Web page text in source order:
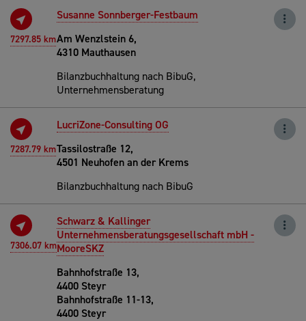
7297.85 km
Susanne Sonnberger-Festbaum
Am Wenzlstein 6,
4310 Mauthausen
Bilanzbuchhaltung nach BibuG,
Unternehmensberatung
7287.79 km
LucriZone-Consulting OG
Tassilostraße 12,
4501 Neuhofen an der Krems
Bilanzbuchhaltung nach BibuG
7306.07 km
Schwarz & Kallinger
Unternehmensberatungsgesellschaft mbH -
MooreSKZ
Bahnhofstraße 13,
4400 Steyr
Bahnhofstraße 11-13,
4400 Steyr